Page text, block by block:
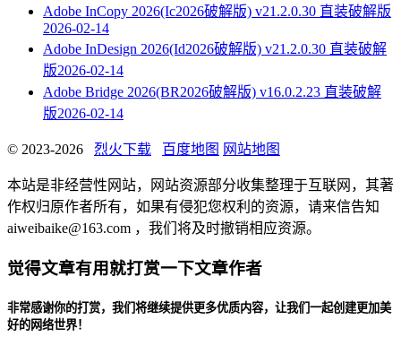
Adobe InCopy 2026(Ic2026破解版) v21.2.0.30 直装破解版
2026-02-14
Adobe InDesign 2026(Id2026破解版) v21.2.0.30 直装破解
版2026-02-14
Adobe Bridge 2026(BR2026破解版) v16.0.2.23 直装破解
版2026-02-14
© 2023-2026 烈火下载 百度地图 网站地图
本站是非经营性网站，网站资源部分收集整理于互联网，其著
作权归原作者所有，如果有侵犯您权利的资源，请来信告知
aiweibaike@163.com ，我们将及时撤销相应资源。
觉得文章有用就打赏一下文章作者
非常感谢你的打赏，我们将继续提供更多优质内容，让我们一起创建更加美
好的网络世界！